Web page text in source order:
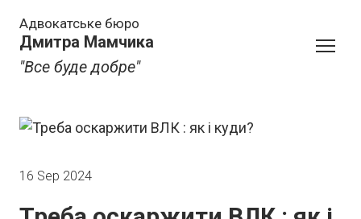
Адвокатське бюро
Дмитра Мамчика
"Все буде добре"
16 Sep 2024